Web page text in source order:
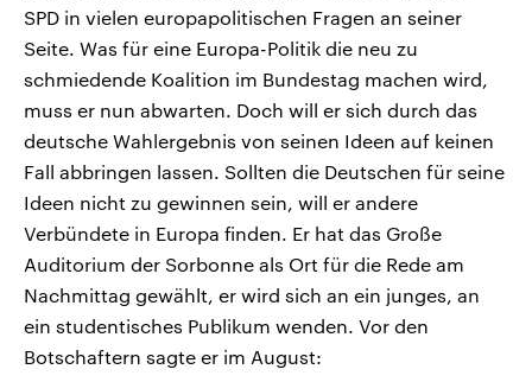
SPD in vielen europapolitischen Fragen an seiner
Seite. Was für eine Europa-Politik die neu zu
schmiedende Koalition im Bundestag machen wird,
muss er nun abwarten. Doch will er sich durch das
deutsche Wahlergebnis von seinen Ideen auf keinen
Fall abbringen lassen. Sollten die Deutschen für seine
Ideen nicht zu gewinnen sein, will er andere
Verbündete in Europa finden. Er hat das Große
Auditorium der Sorbonne als Ort für die Rede am
Nachmittag gewählt, er wird sich an ein junges, an
ein studentisches Publikum wenden. Vor den
Botschaftern sagte er im August: